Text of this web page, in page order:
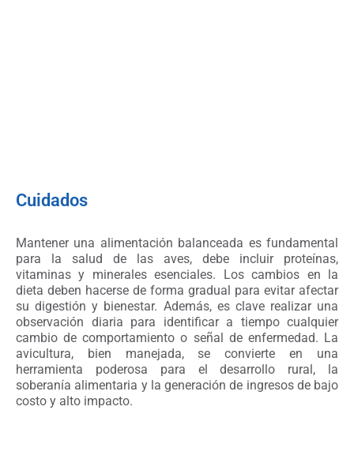
Cuidados
Mantener una alimentación balanceada es fundamental
para la salud de las aves, debe incluir proteínas,
vitaminas y minerales esenciales. Los cambios en la
dieta deben hacerse de forma gradual para evitar afectar
su digestión y bienestar. Además, es clave realizar una
observación diaria para identificar a tiempo cualquier
cambio de comportamiento o señal de enfermedad. La
avicultura, bien manejada, se convierte en una
herramienta poderosa para el desarrollo rural, la
soberanía alimentaria y la generación de ingresos de bajo
costo y alto impacto.